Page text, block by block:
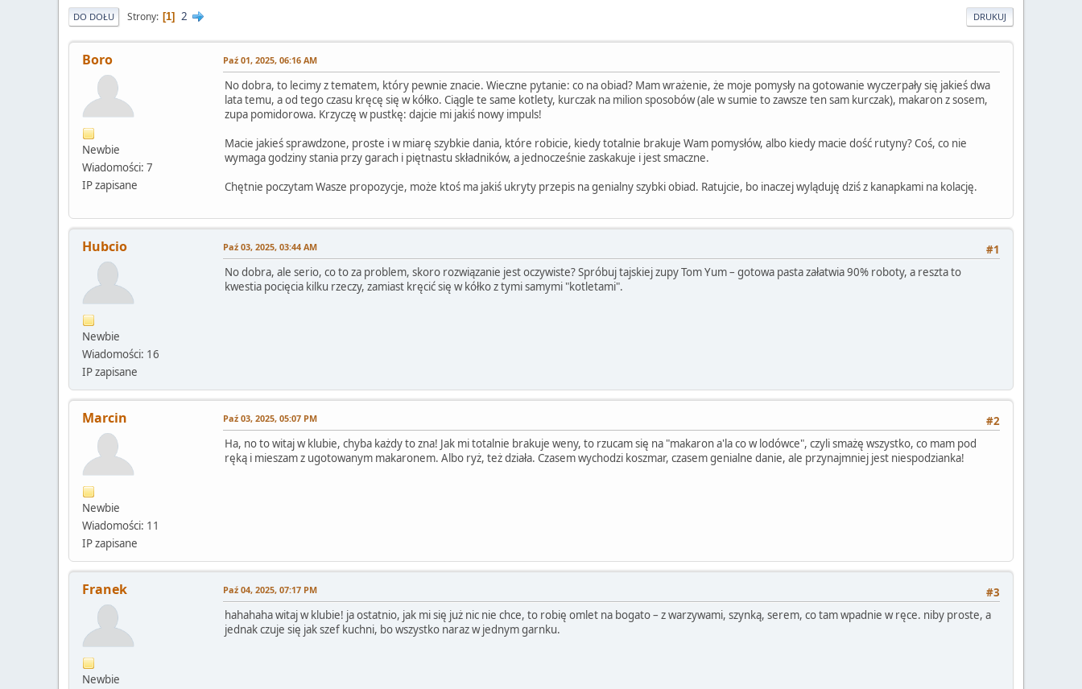
DRUKUJ
DO DOŁU Strony 1 2
Boro
Newbie
Wiadomości: 7
IP zapisane
Paź 01, 2025, 06:16 AM
No dobra, to lecimy z tematem, który pewnie znacie. Wieczne pytanie: co na obiad? Mam wrażenie, że moje pomysły na gotowanie wyczerpały się jakieś dwa
lata temu, a od tego czasu kręcę się w kółko. Ciągle te same kotlety, kurczak na milion sposobów (ale w sumie to zawsze ten sam kurczak), makaron z sosem,
zupa pomidorowa. Krzyczę w pustkę: dajcie mi jakiś nowy impuls!
Macie jakieś sprawdzone, proste i w miarę szybkie dania, które robicie, kiedy totalnie brakuje Wam pomysłów, albo kiedy macie dość rutyny? Coś, co nie
wymaga godziny stania przy garach i piętnastu składników, a jednocześnie zaskakuje i jest smaczne.
Chętnie poczytam Wasze propozycje, może ktoś ma jakiś ukryty przepis na genialny szybki obiad. Ratujcie, bo inaczej wyląduję dziś z kanapkami na kolację.
Hubcio
Newbie
Wiadomości: 16
IP zapisane
#1
Paź 03, 2025, 03:44 AM
No dobra, ale serio, co to za problem, skoro rozwiązanie jest oczywiste? Spróbuj tajskiej zupy Tom Yum – gotowa pasta załatwia 90% roboty, a reszta to
kwestia pocięcia kilku rzeczy, zamiast kręcić się w kółko z tymi samymi "kotletami".
Marcin
Newbie
Wiadomości: 11
IP zapisane
#2
Paź 03, 2025, 05:07 PM
Ha, no to witaj w klubie, chyba każdy to zna! Jak mi totalnie brakuje weny, to rzucam się na "makaron a'la co w lodówce", czyli smażę wszystko, co mam pod
ręką i mieszam z ugotowanym makaronem. Albo ryż, też działa. Czasem wychodzi koszmar, czasem genialne danie, ale przynajmniej jest niespodzianka!
Franek
Newbie
#3
Paź 04, 2025, 07:17 PM
hahahaha witaj w klubie! ja ostatnio, jak mi się już nic nie chce, to robię omlet na bogato – z warzywami, szynką, serem, co tam wpadnie w ręce. niby proste, a
jednak czuje się jak szef kuchni, bo wszystko naraz w jednym garnku.